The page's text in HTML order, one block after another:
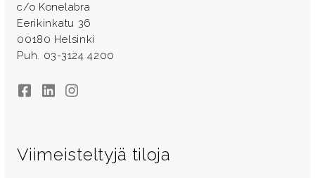
c/o Konelabra
Eerikinkatu 36
00180 Helsinki
Puh. 03-3124 4200
FacebookLinkedInInstagram
Viimeisteltyjä tiloja